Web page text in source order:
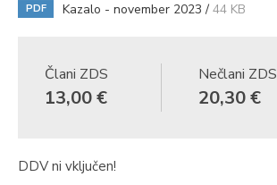
PDF Kazalo - november 2023 / 44 KB
Člani ZDS
13,00 €
Nečlani ZDS
20,30 €
DDV ni vključen!